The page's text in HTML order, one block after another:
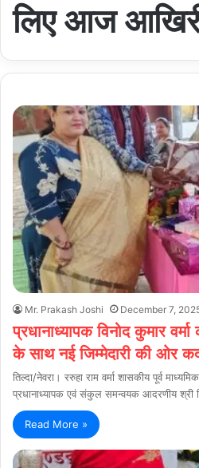
लिए आज
Mr. Prakash Joshi December 7,
प्रधानाध्यापक विनोद कुमार
के साथ नई जिम्मेदारी की ओर
तिल्दा/नेवरा। ररुहा राम वर्मा शासकीय पूर्व
प्रधानाध्यापक एवं संकुल समन्वयक आदरणीय श्री
Read More »